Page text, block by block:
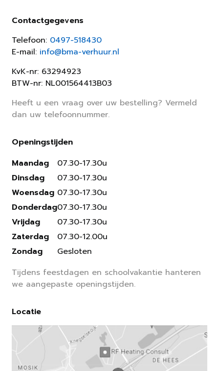
Contactgegevens
Telefoon: 0497-518430
E-mail: info@bma-verhuur.nl
KvK-nr: 63294923
BTW-nr: NL001564413B03
Heeft u een vraag over uw bestelling? Vermeld
dan uw telefoonnummer.
Openingstijden
Maandag
Dinsdag
Woensdag
Donderdag
Vrijdag
Zaterdag
Zondag
07.30-17.30u
07.30-17.30u
07.30-17.30u
07.30-17.30u
07.30-17.30u
07.30-12.00u
Gesloten
Tijdens feestdagen en schoolvakantie hanteren
we aangepaste openingstijden.
Locatie